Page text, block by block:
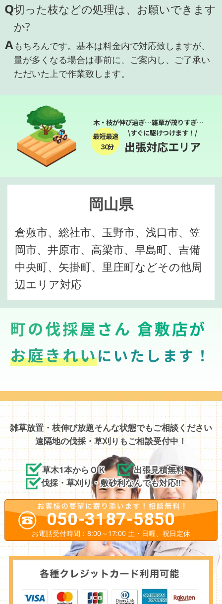
Q切った枝などの処理は、お願いできます
か?
Aもちろんです。基本は料金内で対応致しますが、
量が多くなる場合は事前に、ご案内し、ご了承い
ただいた上で作業致します。
木・枝が伸び過ぎ…雑草が茂りすぎ…
最短最速
３０分
\すぐに駆けつけます！/
出張対応エリア
岡山県
倉敷市、総社市、玉野市、浅口市、笠
岡市、井原市、高梁市、早島町、吉備
中央町、矢掛町、里庄町などその他周
辺エリア対応
町の伐採屋さん 倉敷店が
お庭きれいにいたします！
雑草放置・枝伸び放題そんな状態でもご相談ください
遠隔地の伐採・草刈りもご相談受付中！
草木1本からＯＫ
出張見積無料
伐採・草刈り・敷砂利なんでも対応!!
050-3187-5850
お電話受付時間：8:00～17:00 土・日曜、祝日定休